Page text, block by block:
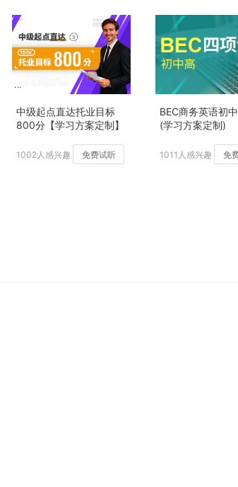
中级起点直达托业目标
800分【学习方案定制】
1002人感兴趣 免费试听
BEC商务英语初
(学习方案定制)
1011人感兴趣 免